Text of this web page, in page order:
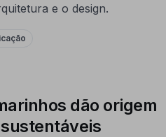
e o design.
dão origem